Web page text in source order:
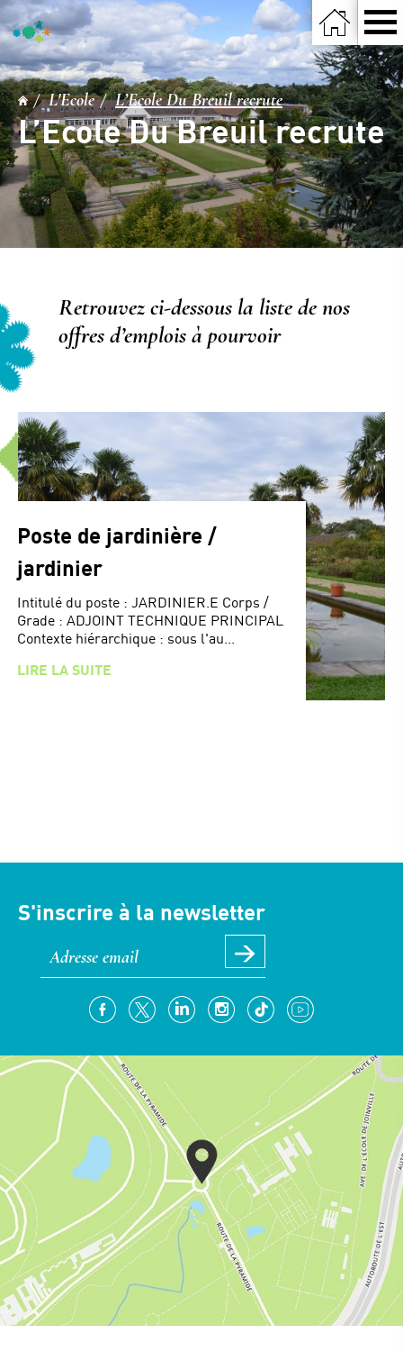
L'Ecole L’Ecole Du Breuil recrute
L’Ecole Du Breuil recrute
Retrouvez ci-dessous la liste de nos
offres d’emplois à pourvoir
Poste de jardinière /
jardinier
Intitulé du poste : JARDINIER.E Corps /
Grade : ADJOINT TECHNIQUE PRINCIPAL
Contexte hiérarchique : sous l'au...
LIRE LA SUITE
S'inscrire à la newsletter